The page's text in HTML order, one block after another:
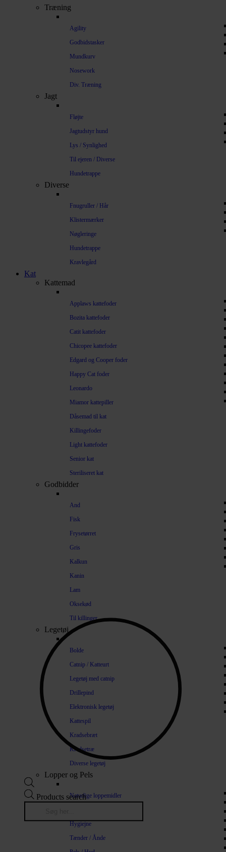
Træning
Agility
Godbidstasker
Mundkurv
Nosework
Div. Træning
Jagt
Fløjte
Jagtudstyr hund
Lys / Synlighed
Til ejeren / Diverse
Hundetrappe
Diverse
Fnugruller / Hår
Klistermærker
Nøgleringe
Hundetrappe
Kravlegård
Kat
Kattemad
Applaws kattefoder
Bozita kattefoder
Catit kattefoder
Chicopee kattefoder
Edgard og Cooper foder
Happy Cat foder
Leonardo
Miamor kattepiller
Dåsemad til kat
Killingefoder
Light kattefoder
Senior kat
Steriliseret kat
Godbidder
And
Fisk
Frysetørret
Gris
Kalkun
Kanin
Lam
Oksekød
Til killinger
Legetøj
Bolde
Catnip / Katteurt
Legetøj med catnip
Drillepind
Elektronisk legetøj
Kattespil
Kradsebræt
Kradsetræ
Diverse legetøj
Lopper og Pels
Naturlige loppemidler
Hygiejne
Tænder / Ånde
Products search